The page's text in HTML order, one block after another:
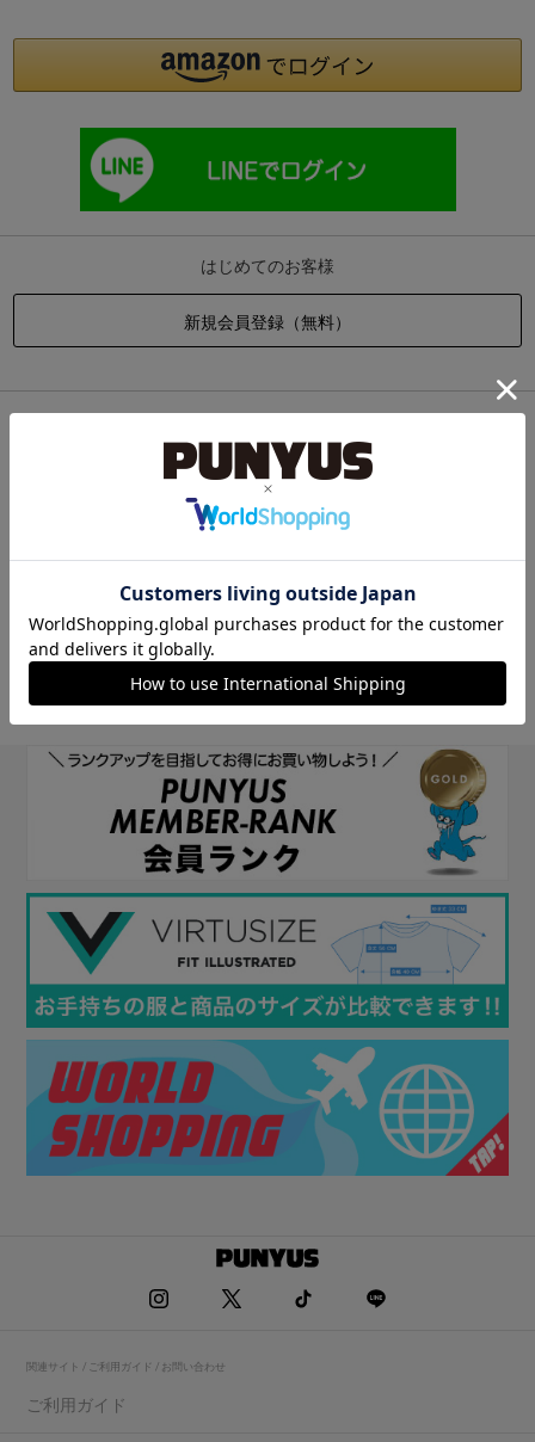
はじめてのお客様
他のサイトIDで新規会員登録をしていただくと次回以降、そのIDで
ログインすることができます。
関連サイト / ご利用ガイド / お問い合わせ
ご利用ガイド